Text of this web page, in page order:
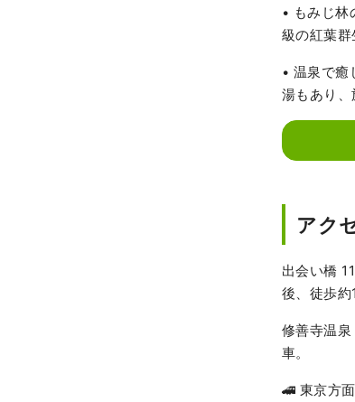
• もみじ
級の紅葉群
• 温泉で癒
湯もあり、
アク
出会い橋
後、徒歩約
修善寺温
車。
🚄 東京方